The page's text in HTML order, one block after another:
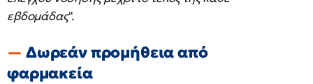
εβδομάδας".
Δωρεάν προμήθεια από
φαρμακεία